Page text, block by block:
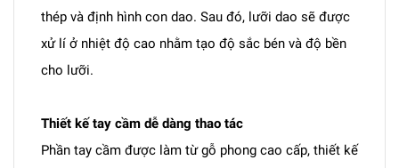
thép và định hình con dao. Sau đó, lưỡi dao sẽ được
xử lí ở nhiệt độ cao nhằm tạo độ sắc bén và độ bền
cho lưỡi.
Thiết kế tay cầm dễ dàng thao tác
Phần tay cầm được làm từ gỗ phong cao cấp, thiết kế